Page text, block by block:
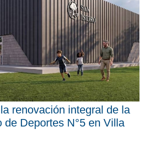
renovación integral de la
de Deportes N°5 en Villa